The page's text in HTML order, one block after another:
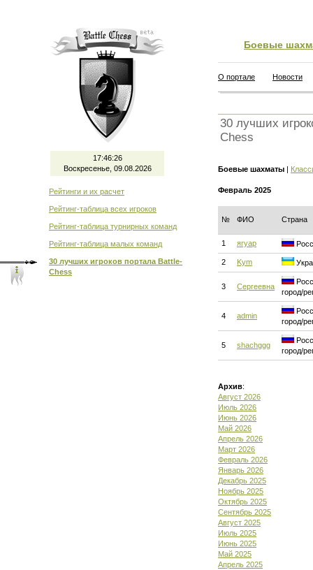
17:46:26
Воскресенье, 09.08.2026
Рейтинги и их расчет
Рейтинг-таблица всех игроков
Рейтинг-таблица турнирных команд
Рейтинг-таблица малых команд
30 лучших игроков портала Battle-
Chess
Боевые
О портале Новости
30 лучших
Chess
Боевые шахматы |
Февраль 2025
№ ФИО Страна
1 ягуар
2 Kym
3 Сергеевна
город/
4 admin
город/
5 shachggg
город/
Архив:
Август 2026
Июль 2026
Июнь 2026
Май 2026
Апрель 2026
Март 2026
Февраль 2026
Январь 2026
Декабрь 2025
Ноябрь 2025
Октябрь 2025
Сентябрь 2025
Август 2025
Июль 2025
Июнь 2025
Май 2025
Апрель 2025